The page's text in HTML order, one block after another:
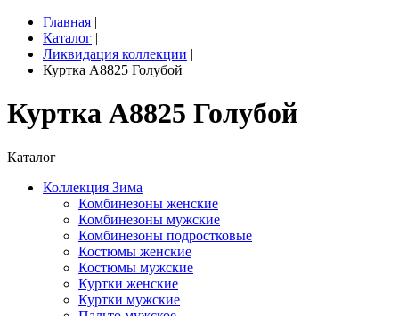
Главная |
Каталог |
Ликвидация коллекции |
Куртка A8825 Голубой
Куртка A8825 Голубой
Каталог
Коллекция Зима
Комбинезоны женские
Комбинезоны мужские
Комбинезоны подростковые
Костюмы женские
Костюмы мужские
Куртки женские
Куртки мужские